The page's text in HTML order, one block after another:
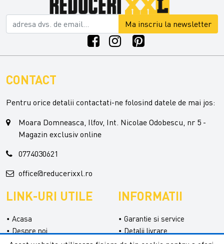
Ma inscriu la newsletter
CONTACT
Pentru orice detalii contactati-ne folosind datele de mai jos:
Moara Domneasca, Ilfov, Int. Nicolae Odobescu, nr 5 -
Magazin exclusiv online
0774030621
office@reducerixxl.ro
LINK-URI UTILE
Acasa
Despre noi
INFORMATII
Garantie si service
Detalii livrare